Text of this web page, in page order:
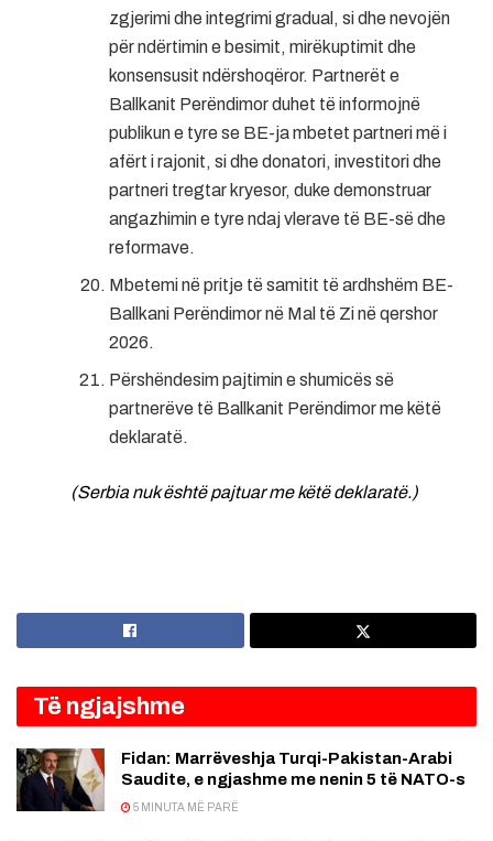
zgjerimi dhe integrimi gradual, si dhe nevojën
për ndërtimin e besimit, mirëkuptimit dhe
konsensusit ndërshoqëror. Partnerët e
Ballkanit Perëndimor duhet të informojnë
publikun e tyre se BE-ja mbetet partneri më i
afërt i rajonit, si dhe donatori, investitori dhe
partneri tregtar kryesor, duke demonstruar
angazhimin e tyre ndaj vlerave të BE-së dhe
reformave.
Mbetemi në pritje të samitit të ardhshëm BE-
Ballkani Perëndimor në Mal të Zi në qershor
2026.
Përshëndesim pajtimin e shumicës së
partnerëve të Ballkanit Perëndimor me këtë
deklaratë.
(Serbia nuk është pajtuar me këtë deklaratë.)
Të ngjajshme
Fidan: Marrëveshja Turqi-Pakistan-Arabi
Saudite, e ngjashme me nenin 5 të NATO-s
5 MINUTA MË PARË